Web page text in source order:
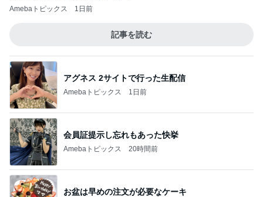
Amebaトピックス 1日前
記事を読む
アグネス 2サイトで行った生配信
Amebaトピックス 1日前
会員証提示し忘れもあった快挙
Amebaトピックス 20時間前
お盆は早めの注文が必要なケーキ